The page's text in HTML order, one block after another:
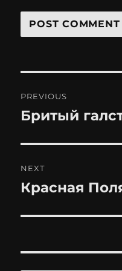
navigation
PREVIOUS
Previous
Бритый
NEXT
Next
Красная